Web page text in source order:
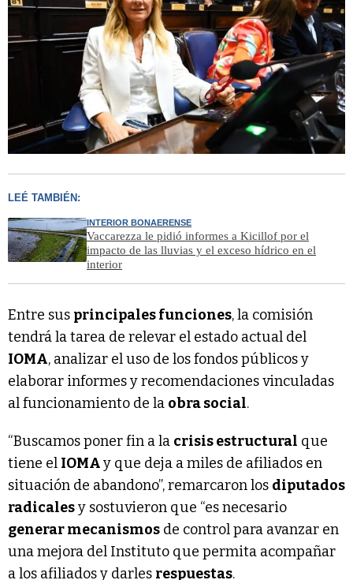
LEÉ TAMBIÉN:
INTERIOR BONAERENSE
Vaccarezza le pidió informes a Kicillof por el
impacto de las lluvias y el exceso hídrico en el
interior
Entre sus principales funciones, la comisión
tendrá la tarea de relevar el estado actual del
IOMA, analizar el uso de los fondos públicos y
elaborar informes y recomendaciones vinculadas
al funcionamiento de la obra social.
“Buscamos poner fin a la crisis estructural que
tiene el IOMAy que deja a miles de afiliados en
situación de abandono”, remarcaron los diputados
radicalesy sostuvieron que “es necesario
generar mecanismos de control para avanzar en
una mejora del Instituto que permita acompañar
a los afiliados y darles respuestas.